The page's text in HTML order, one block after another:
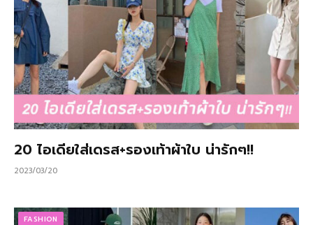
20 ไอเดียใส่เดรส+รองเท้าผ้าใบ น่ารักๆ!!
2023/03/20
FASHION